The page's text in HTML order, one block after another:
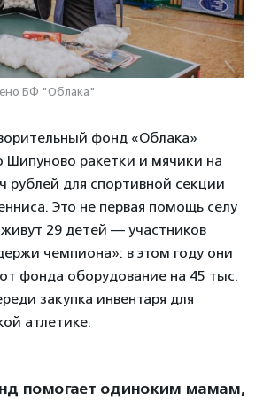
БФ "Облака"
фонд «Облака»
Шипуново ракетки и мячики на
рублей для спортивной секции
Это не первая помощь селу
29 детей — участников
чемпиона»: в этом году они
фонда оборудование на 45 тыс.
закупка инвентаря для
атлетике.
помогает одиноким мамам,